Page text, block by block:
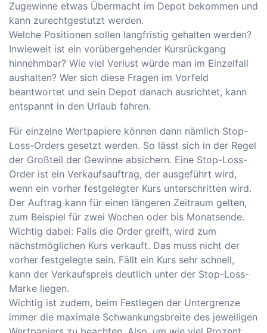
Zugewinne etwas Übermacht im Depot bekommen und
kann zurechtgestutzt werden.
Welche Positionen sollen langfristig gehalten werden?
Inwieweit ist ein vorübergehender Kursrückgang
hinnehmbar? Wie viel Verlust würde man im Einzelfall
aushalten? Wer sich diese Fragen im Vorfeld
beantwortet und sein Depot danach ausrichtet, kann
entspannt in den Urlaub fahren.
Für einzelne Wertpapiere können dann nämlich Stop-
Loss-Orders gesetzt werden. So lässt sich in der Regel
der Großteil der Gewinne absichern. Eine Stop-Loss-
Order ist ein Verkaufsauftrag, der ausgeführt wird,
wenn ein vorher festgelegter Kurs unterschritten wird.
Der Auftrag kann für einen längeren Zeitraum gelten,
zum Beispiel für zwei Wochen oder bis Monatsende.
Wichtig dabei: Falls die Order greift, wird zum
nächstmöglichen Kurs verkauft. Das muss nicht der
vorher festgelegte sein. Fällt ein Kurs sehr schnell,
kann der Verkaufspreis deutlich unter der Stop-Loss-
Marke liegen.
Wichtig ist zudem, beim Festlegen der Untergrenze
immer die maximale Schwankungsbreite des jeweiligen